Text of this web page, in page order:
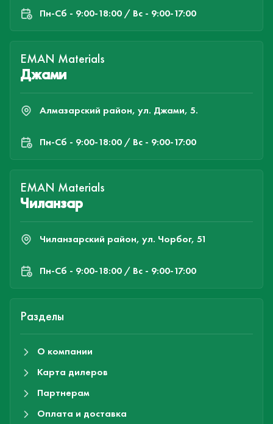
Пн-Cб - 9:00-18:00 / Вс - 9:00-17:00
EMAN Materials
Джами
Алмазарский район, ул. Джами, 5.
Пн-Cб - 9:00-18:00 / Вс - 9:00-17:00
EMAN Materials
Чиланзар
Чиланзарский район, ул. Чорбог, 51
Пн-Cб - 9:00-18:00 / Вс - 9:00-17:00
Разделы
О компании
Карта дилеров
Партнерам
Оплата и доставка